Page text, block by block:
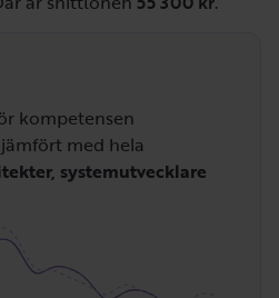
kompetensen
med hela
systemutvecklare